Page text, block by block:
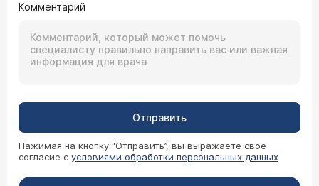
Комментарий
Отправить
Нажимая на кнопку “Отправить”, вы выражаете свое
согласие с условиями обработки персональных данных